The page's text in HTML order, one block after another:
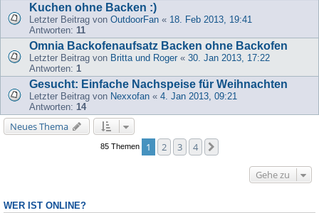
Kuchen ohne Backen :)
Letzter Beitrag von OutdoorFan « 18. Feb 2013, 19:41
Antworten: 11
Omnia Backofenaufsatz Backen ohne Backofen
Letzter Beitrag von Britta und Roger « 30. Jan 2013, 17:22
Antworten: 1
Gesucht: Einfache Nachspeise für Weihnachten
Letzter Beitrag von Nexxofan « 4. Jan 2013, 09:21
Antworten: 14
Neues Thema
85 Themen 1 2 3 4
Gehe zu
WER IST ONLINE?